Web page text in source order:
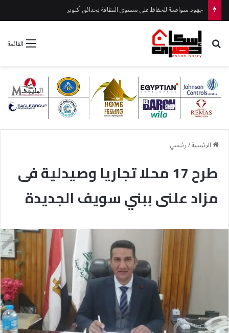
جهود متواصلة للحفاظ على مستوى النظافة بحدائق أكتوبر
القائمة بحث عن
الرئيسية/رئيسي
طرح 17 محلا تجاريا وصيدلية فى
مزاد علنى ببني سويف الجديدة